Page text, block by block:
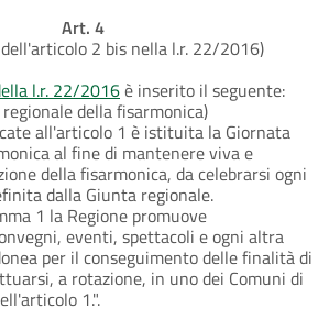
Art. 4
2 bis nella l.r. 22/2016)
l.r. 22/2016è inserito il seguente:
della fisarmonica)
all'articolo 1 è istituita la Giornata
al fine di mantenere viva e
della fisarmonica, da celebrarsi ogni
dalla Giunta regionale.
1 la Regione promuove
eventi, spettacoli e ogni altra
per il conseguimento delle finalità di
a rotazione, in uno dei Comuni di
1.".